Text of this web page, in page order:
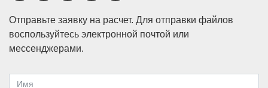
Отправьте заявку на расчет. Для отправки файлов
воспользуйтесь электронной почтой или
мессенджерами.